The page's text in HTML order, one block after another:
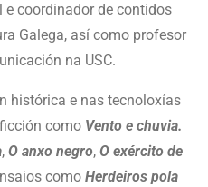
coordinador de contidos
Galega, así como profesor
na USC.
histórica e nas tecnoloxías
como Vento e chuvia.
, O anxo negro, O exército de
como Herdeiros pola